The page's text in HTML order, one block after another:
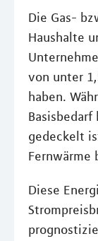
Die Gas-
Haushalte
von unter
haben.
gedeckelt
Fernwärme
Diese